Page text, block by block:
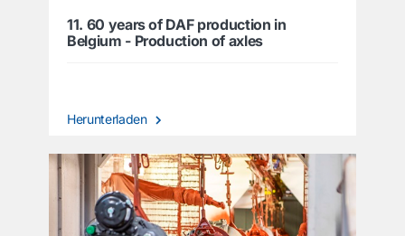
11. 60 years of DAF production in
Belgium - Production of axles
Herunterladen